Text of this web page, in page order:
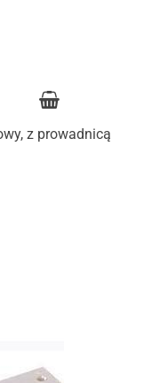
z prowadnicą